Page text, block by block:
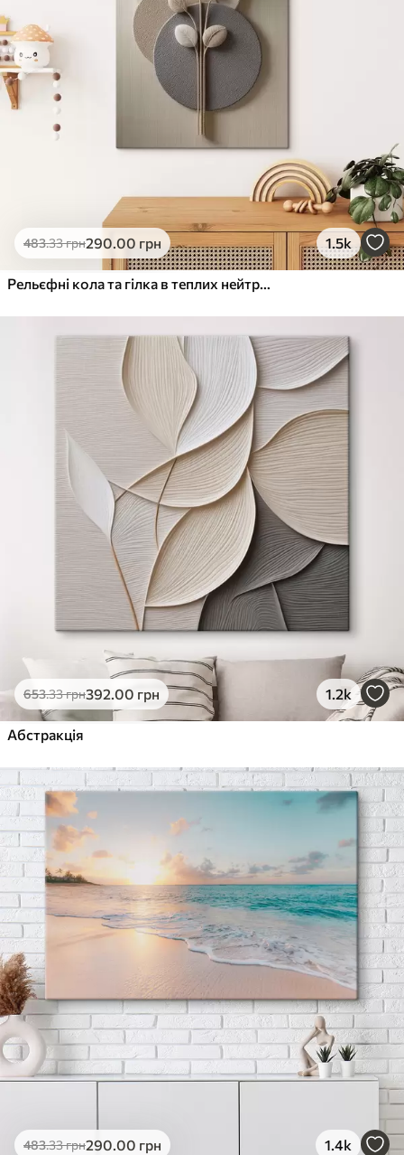
483.33грн290.00 грн 1.5k
Рельєфні кола та гілка в теплих нейтральних тонах
653.33грн392.00 грн 1.2k
Абстракція
483.33грн290.00 грн 1.4k